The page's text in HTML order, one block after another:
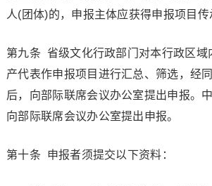
人(团体)的，申报主体应获得申报项目传
第九条 省级文化行政部门对本行政区域
产代表作申报项目进行汇总、筛选，经
后，向部际联席会议办公室提出申报。
向部际联席会议办公室提出申报。
第十条 申报者须提交以下资料：